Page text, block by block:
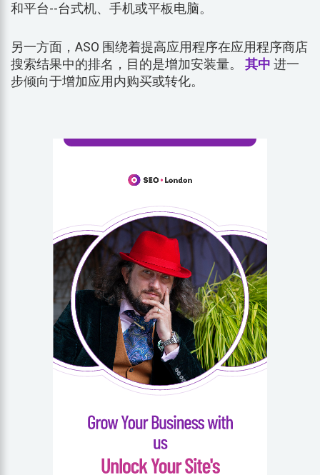
和平台--台式机、手机或平板电脑。
另一方面，ASO 围绕着提高应用程序在应用程序商店
搜索结果中的排名，目的是增加安装量。 其中 进一
步倾向于增加应用内购买或转化。